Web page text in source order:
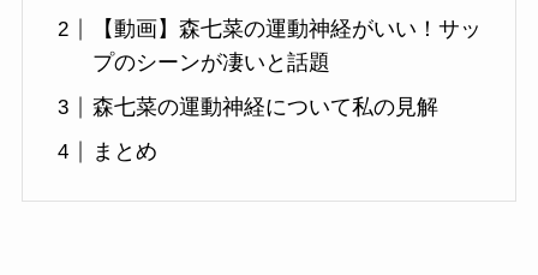
【動画】森七菜の運動神経がいい！サッ
プのシーンが凄いと話題
森七菜の運動神経について私の見解
まとめ